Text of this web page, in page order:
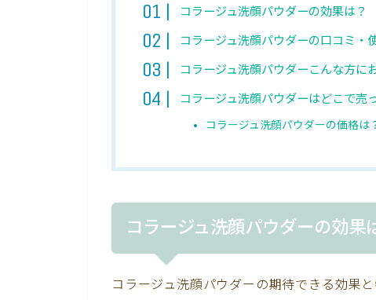
コラージュ洗顔パウダーの効果は？
コラージュ洗顔パウダーの口コミ・
コラージュ洗顔パウダーこんな方に
コラージュ洗顔パウダーはどこで売
コラージュ洗顔パウダーの価格は
コラージュ洗顔パウダーの効果
コラージュ洗顔パウダーの期待できる効果